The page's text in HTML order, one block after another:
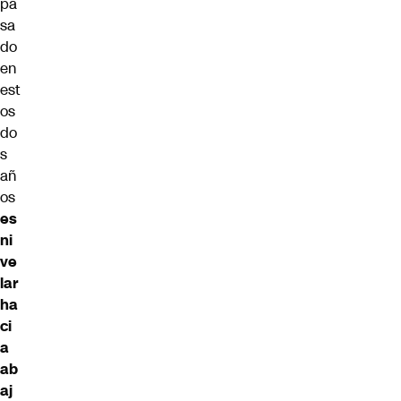
sa
do
en
est
os
do
s
añ
os
es
ni
ve
lar
ha
ci
a
ab
aj